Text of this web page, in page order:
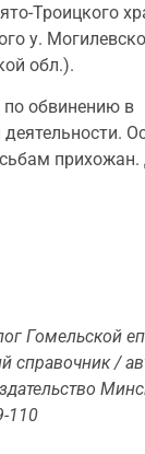
Троицкого
у.
обл.).
по обвинению в
Гомельской
справочник /
110